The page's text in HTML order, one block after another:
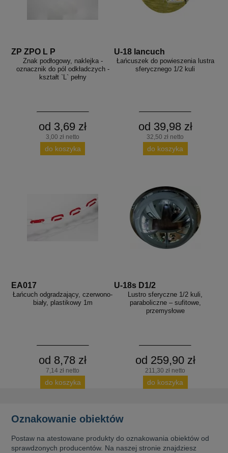
ZP ZPO L P
Znak podłogowy, naklejka -
oznacznik do pól odkładczych -
kształt `L` pełny
od 3,69 zł
3,00 zł netto
do koszyka
U-18 lancuch
Łańcuszek do powieszenia lustra
sferycznego 1/2 kuli
od 39,98 zł
32,50 zł netto
do koszyka
EA017
Łańcuch odgradzający, czerwono-
biały, plastikowy 1m
od 8,78 zł
7,14 zł netto
do koszyka
U-18s D1/2
Lustro sferyczne 1/2 kuli,
paraboliczne – sufitowe,
przemysłowe
od 259,90 zł
211,30 zł netto
do koszyka
Oznakowanie obiektów
Postaw na atestowane produkty do oznakowania obiektów od
sprawdzonych producentów. Na naszej stronie znajdziesz